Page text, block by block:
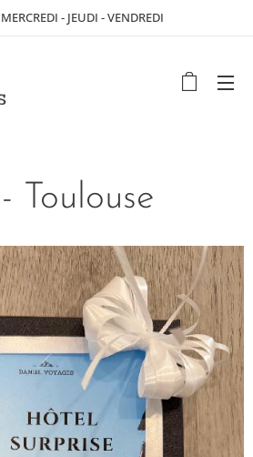
- JEUDI - VENDREDI
Toulouse